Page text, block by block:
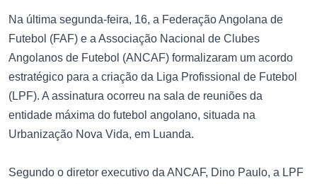
Na última segunda-feira, 16, a Federação Angolana de
Futebol (FAF) e a Associação Nacional de Clubes
Angolanos de Futebol (ANCAF) formalizaram um acordo
estratégico para a criação da Liga Profissional de Futebol
(LPF). A assinatura ocorreu na sala de reuniões da
entidade máxima do futebol angolano, situada na
Urbanização Nova Vida, em Luanda.
Segundo o diretor executivo da ANCAF, Dino Paulo, a LPF